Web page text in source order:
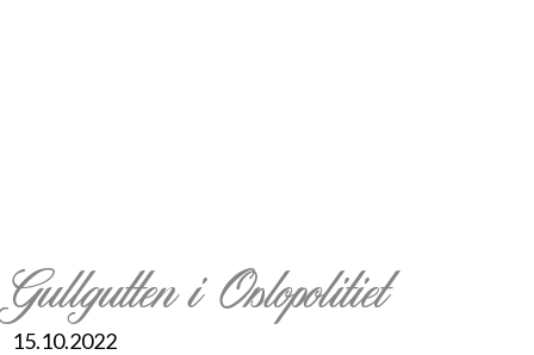
Gullgutten i Oslopolitiet
15.10.2022